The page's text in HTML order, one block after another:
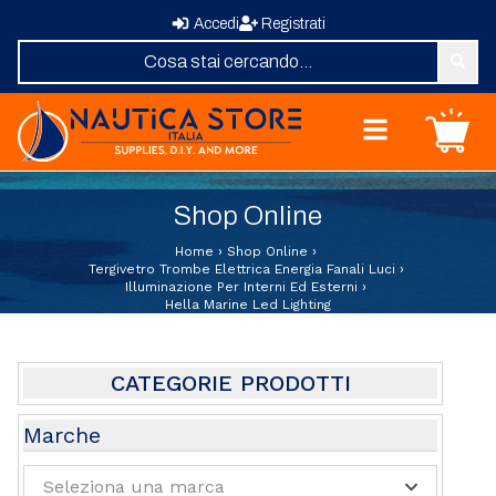
Accedi Registrati
Nautica Store Italia
Home
Shop Online
Revisione Zattere
Fornitura Vele
Elica su Misura
Contatti
Carrello
Shop Online
Home › Shop Online ›
Tergivetro Trombe Elettrica Energia Fanali Luci ›
Illuminazione Per Interni Ed Esterni ›
Hella Marine Led Lighting
CATEGORIE PRODOTTI
Abbigliamento e Sport
Attrezzature e Allestimenti Coperta
Marche
Seleziona una marca